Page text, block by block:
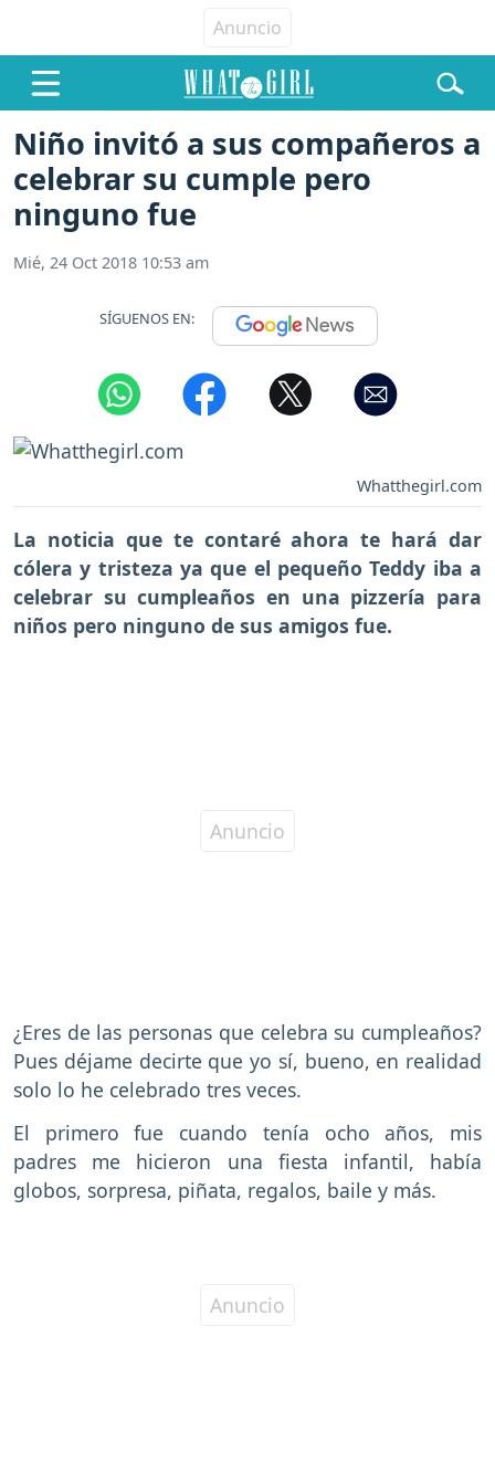
Niño invitó a sus compañeros a
celebrar su cumple pero
ninguno fue
Mié, 24 Oct 2018 10:53 am
SÍGUENOS EN:
Whatthegirl.com
La noticia que te contaré ahora te hará dar
cólera y tristeza ya que el pequeño Teddy iba a
celebrar su cumpleaños en una pizzería para
niños pero ninguno de sus amigos fue.
¿Eres de las personas que celebra su cumpleaños?
Pues déjame decirte que yo sí, bueno, en realidad
solo lo he celebrado tres veces.
El primero fue cuando tenía ocho años, mis
padres me hicieron una fiesta infantil, había
globos, sorpresa, piñata, regalos, baile y más.